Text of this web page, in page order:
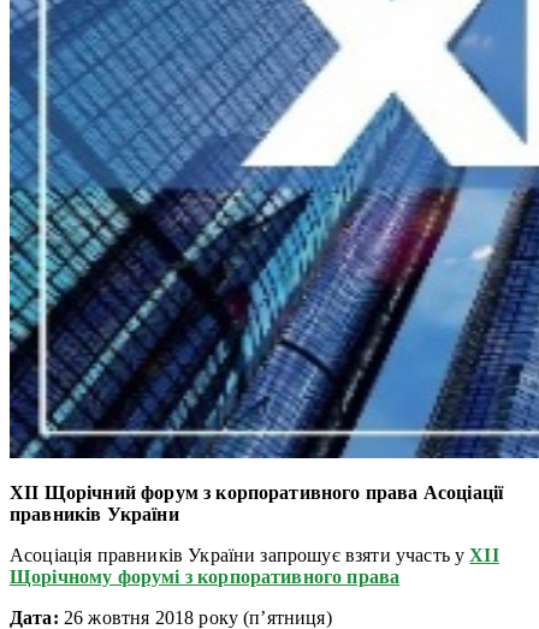
XІІ Щорічний форум з корпоративного права Асоціації
правників України
Асоціація правників України запрошує взяти участь уXІІ
Щорічному форумі з корпоративного права
Дата: 26 жовтня 2018 року (п’ятниця)